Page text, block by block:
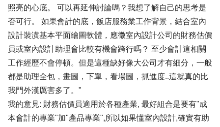
照亮的心底。 可以再延伸討論嗎？我想了解自己的思考是
否可行。 如果會計的底，飯店服務業工作背景，結合室內
設計裝潢基本平面繪圖軟體，應徵室內設計公司的財務估價
員或室內設計助理會比較有機會跨行嗎？ 至少會計這相關
工作經歷不會停頓。但是這種缺好像大公司才有細分，一般
都是助理全包，畫圖，下單，看場圖，抓進度..這就真的比
我門外漢厲害多了。"
我的意見: 財務估價員適用於各種產業, 最好組合是要有"成
本會計的專業"加"產品專業",所以如果懂室內設計,確實有助